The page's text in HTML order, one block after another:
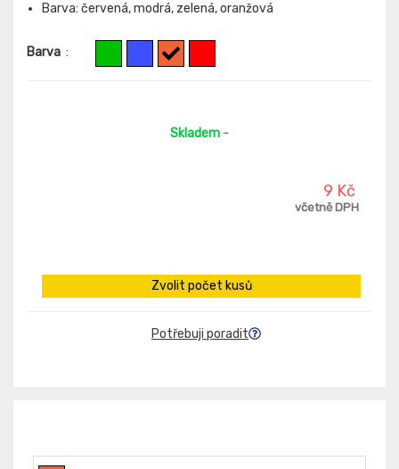
Barva: červená, modrá, zelená, oranžová
Barva :
Skladem -
9 Kč
včetně DPH
Zvolit počet kusů
Potřebuji poradit